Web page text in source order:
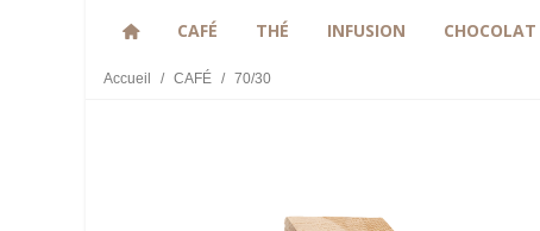
CAFÉ THÉ INFUSION CHOCOLAT
Accueil / CAFÉ / 70/30